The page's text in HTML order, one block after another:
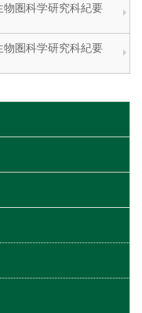
圏科学研究科紀要
圏科学研究科紀要